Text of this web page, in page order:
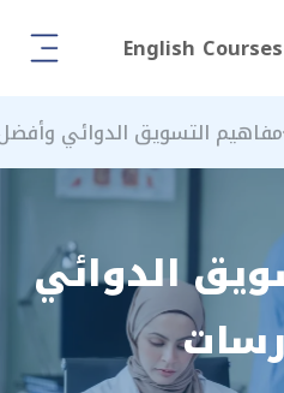
English Courses
مفاهيم التسويق الدوائي
الدوائي